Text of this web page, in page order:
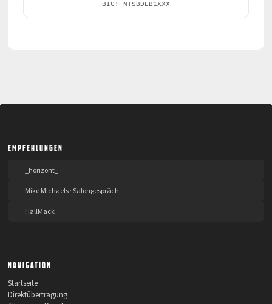
BIC: NTSBDEB1XXX
EMPFEHLUNGEN
_horizont_
Mike Michaels · Salongespräch
HallMack
NAVIGATION
Startseite
Direktübertragung